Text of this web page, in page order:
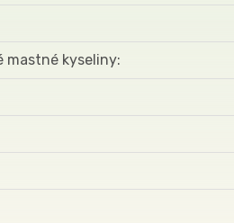
mastné kyseliny